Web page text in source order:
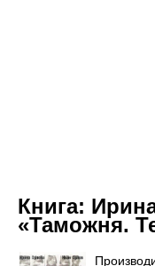
Книга:
«Таможня.